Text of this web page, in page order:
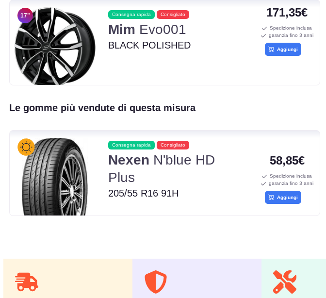
17" Consegna rapida Consigliato
Mim Evo001
BLACK POLISHED
171,35€
Spedizione inclusa
garanzia fino 3 anni
Aggiungi
Le gomme più vendute di questa misura
Consegna rapida Consigliato
Nexen N'blue HD
Plus
205/55 R16 91H
58,85€
Spedizione inclusa
garanzia fino 3 anni
Aggiungi